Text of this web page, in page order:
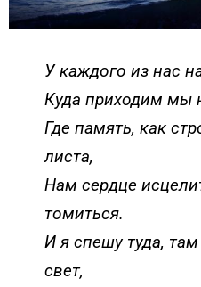
У каждого из нас
Куда приходим мы
Где память, как
листа,
Нам сердце
томиться.
И я спешу туда,
свет,